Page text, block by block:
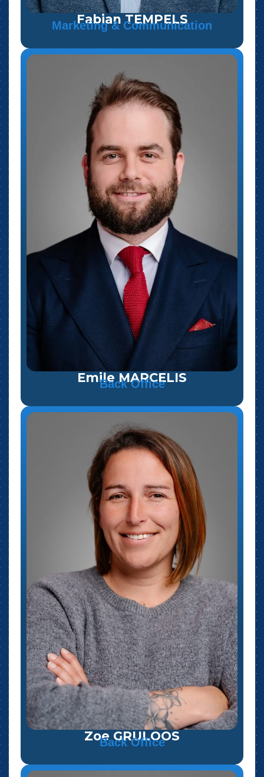
Fabian TEMPELS
Marketing & Communication
Emile MARCELIS
Back Office
Zoe GRULOOS
Back Office